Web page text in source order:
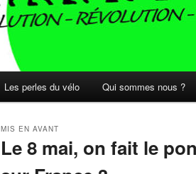
Les perles du vélo Qui sommes nous ?
Le 8 mai, on fait le
MIS EN AVANT